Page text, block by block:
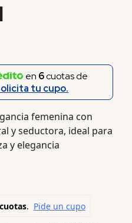
en 6cuotas de
tu cupo.
femenina con
y seductora, ideal para
y elegancia